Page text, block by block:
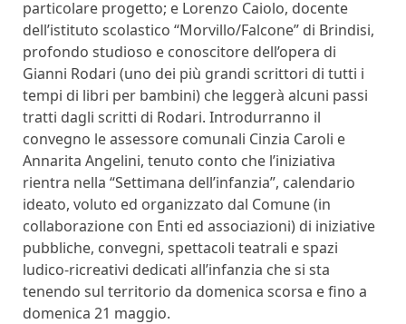
particolare progetto; e Lorenzo Caiolo, docente
dell’istituto scolastico “Morvillo/Falcone” di Brindisi,
profondo studioso e conoscitore dell’opera di
Gianni Rodari (uno dei più grandi scrittori di tutti i
tempi di libri per bambini) che leggerà alcuni passi
tratti dagli scritti di Rodari. Introdurranno il
convegno le assessore comunali Cinzia Caroli e
Annarita Angelini, tenuto conto che l’iniziativa
rientra nella “Settimana dell’infanzia”, calendario
ideato, voluto ed organizzato dal Comune (in
collaborazione con Enti ed associazioni) di iniziative
pubbliche, convegni, spettacoli teatrali e spazi
ludico-ricreativi dedicati all’infanzia che si sta
tenendo sul territorio da domenica scorsa e fino a
domenica 21 maggio.